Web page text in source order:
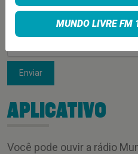
Enviar
APLICATIVO
Você pode ouvir a rádio
MUNDO LIVRE